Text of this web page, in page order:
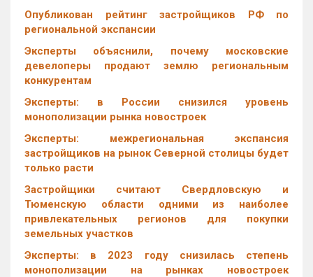
Опубликован рейтинг застройщиков РФ по
региональной экспансии
Эксперты объяснили, почему московские
девелоперы продают землю региональным
конкурентам
Эксперты: в России снизился уровень
монополизации рынка новостроек
Эксперты: межрегиональная экспансия
застройщиков на рынок Северной столицы будет
только расти
Застройщики считают Свердловскую и
Тюменскую области одними из наиболее
привлекательных регионов для покупки
земельных участков
Эксперты: в 2023 году снизилась степень
монополизации на рынках новостроек